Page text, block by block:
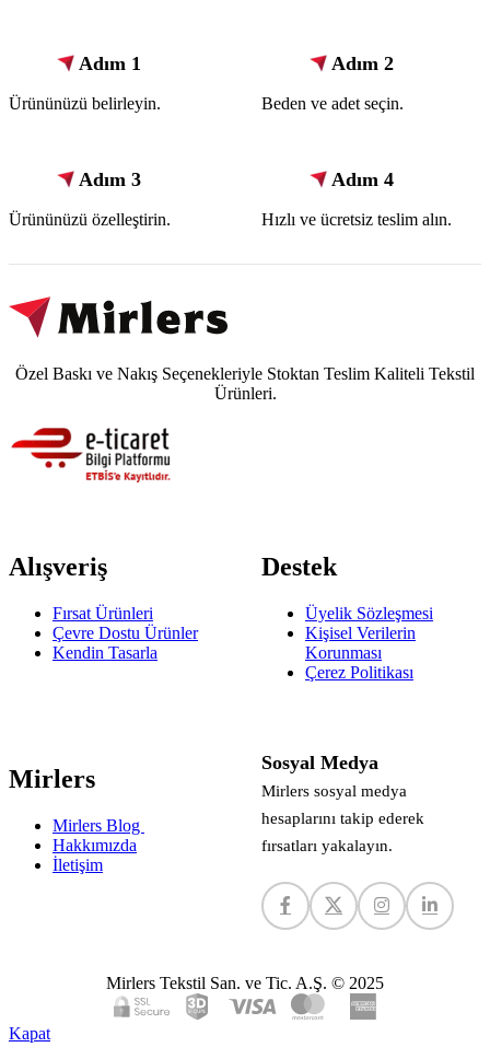
Adım 1
Ürününüzü belirleyin.
Adım 2
Beden ve adet seçin.
Adım 3
Ürününüzü özelleştirin.
Adım 4
Hızlı ve ücretsiz teslim alın.
Özel Baskı ve Nakış Seçenekleriyle Stoktan Teslim Kaliteli Tekstil
Ürünleri.
Alışveriş
Fırsat Ürünleri
Çevre Dostu Ürünler
Kendin Tasarla
Destek
Üyelik Sözleşmesi
Kişisel Verilerin
Korunması
Çerez Politikası
Mirlers
Mirlers Blog
Hakkımızda
İletişim
Sosyal Medya
Mirlers sosyal medya
hesaplarını takip ederek
fırsatları yakalayın.
Mirlers Tekstil San. ve Tic. A.Ş. © 2025
Kapat